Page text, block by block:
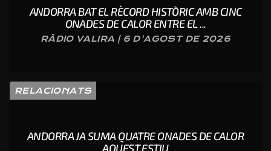
ANDORRA BAT EL RÈCORD HISTÒRIC AMB CINC
ONADES DE CALOR ENTRE EL ...
RÀDIO VALIRA | 6 D'AGOST DE 2026
RELACIONATS
ANDORRA JA SUMA QUATRE ONADES DE CALOR
AQUEST ESTIU